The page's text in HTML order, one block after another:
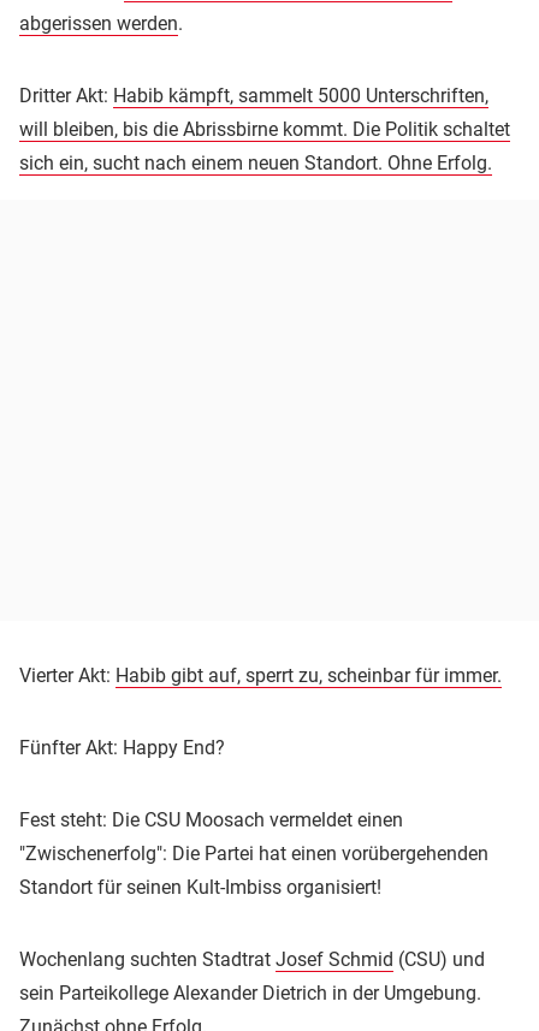
abgerissen werden.
Dritter Akt: Habib kämpft, sammelt 5000 Unterschriften,
will bleiben, bis die Abrissbirne kommt. Die Politik schaltet
sich ein, sucht nach einem neuen Standort. Ohne Erfolg.
Vierter Akt: Habib gibt auf, sperrt zu, scheinbar für immer.
Fünfter Akt: Happy End?
Fest steht: Die CSU Moosach vermeldet einen
"Zwischenerfolg": Die Partei hat einen vorübergehenden
Standort für seinen Kult-Imbiss organisiert!
Wochenlang suchten Stadtrat Josef Schmid (CSU) und
sein Parteikollege Alexander Dietrich in der Umgebung.